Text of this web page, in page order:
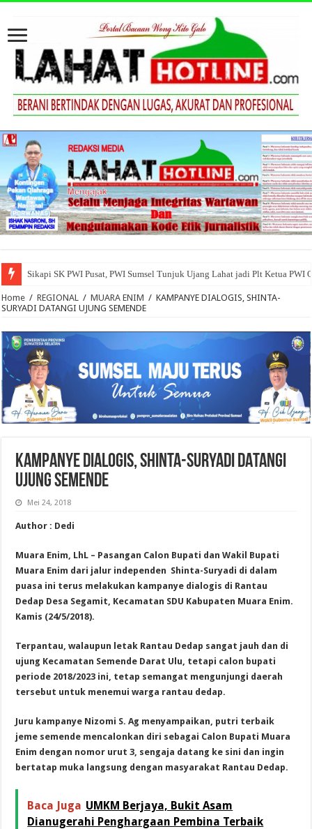
Sikapi SK PWI Pusat, PWI Sumsel Tunjuk Ujang Lahat jadi Plt Ketua PWI
Home / REGIONAL / MUARA ENIM / KAMPANYE DIALOGIS, SHINTA-
SURYADI DATANGI UJUNG SEMENDE
KAMPANYE DIALOGIS, SHINTA-SURYADI DATANGI
UJUNG SEMENDE
Mei 24, 2018
Author : Dedi
Muara Enim, LhL – Pasangan Calon Bupati dan Wakil Bupati
Muara Enim dari jalur independen Shinta-Suryadi di dalam
puasa ini terus melakukan kampanye dialogis di Rantau
Dedap Desa Segamit, Kecamatan SDU Kabupaten Muara Enim.
Kamis (24/5/2018).
Terpantau, walaupun letak Rantau Dedap sangat jauh dan di
ujung Kecamatan Semende Darat Ulu, tetapi calon bupati
periode 2018/2023 ini, tetap semangat mengunjungi daerah
tersebut untuk menemui warga rantau dedap.
Juru kampanye Nizomi S. Ag menyampaikan, putri terbaik
jeme semende mencalonkan diri sebagai Calon Bupati Muara
Enim dengan nomor urut 3, sengaja datang ke sini dan ingin
bertatap muka langsung dengan masyarakat Rantau Dedap.
Baca Juga UMKM Berjaya, Bukit Asam
Dianugerahi Penghargaan Pembina Terbaik